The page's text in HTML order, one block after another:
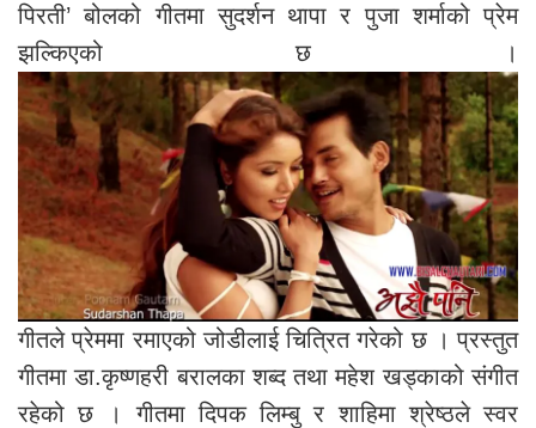
पिरती’ बोलको गीतमा सुदर्शन थापा र पुजा शर्माको प्रेम
झल्किएको छ ।
गीतले प्रेममा रमाएको जोडीलाई चित्रित गरेको छ । प्रस्तुत
गीतमा डा.कृष्णहरी बरालका शब्द तथा महेश खड्काको संगीत
रहेको छ । गीतमा दिपक लिम्बु र शाहिमा श्रेष्ठले स्वर